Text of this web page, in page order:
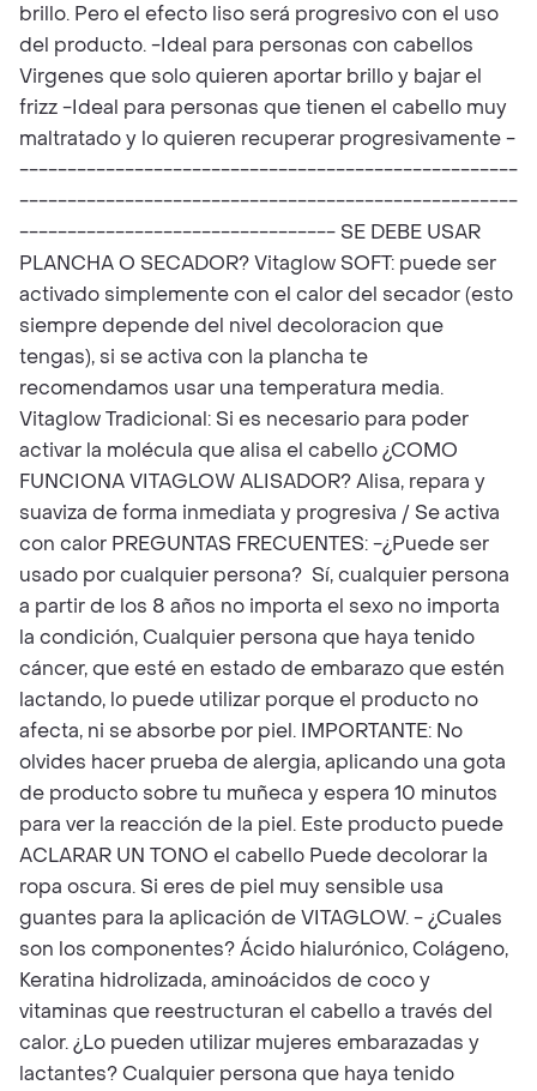
brillo. Pero el efecto liso será progresivo con el uso
del producto. -Ideal para personas con cabellos
Virgenes que solo quieren aportar brillo y bajar el
frizz -Ideal para personas que tienen el cabello muy
maltratado y lo quieren recuperar progresivamente -
----------------------------------------------------
----------------------------------------------------
--------------------------------- SE DEBE USAR
PLANCHA O SECADOR? Vitaglow SOFT: puede ser
activado simplemente con el calor del secador (esto
siempre depende del nivel decoloracion que
tengas), si se activa con la plancha te
recomendamos usar una temperatura media.
Vitaglow Tradicional: Si es necesario para poder
activar la molécula que alisa el cabello ¿COMO
FUNCIONA VITAGLOW ALISADOR? Alisa, repara y
suaviza de forma inmediata y progresiva / Se activa
con calor PREGUNTAS FRECUENTES: -¿Puede ser
usado por cualquier persona? Sí, cualquier persona
a partir de los 8 años no importa el sexo no importa
la condición, Cualquier persona que haya tenido
cáncer, que esté en estado de embarazo que estén
lactando, lo puede utilizar porque el producto no
afecta, ni se absorbe por piel. IMPORTANTE: No
olvides hacer prueba de alergia, aplicando una gota
de producto sobre tu muñeca y espera 10 minutos
para ver la reacción de la piel. Este producto puede
ACLARAR UN TONO el cabello Puede decolorar la
ropa oscura. Si eres de piel muy sensible usa
guantes para la aplicación de VITAGLOW. - ¿Cuales
son los componentes? Ácido hialurónico, Colágeno,
Keratina hidrolizada, aminoácidos de coco y
vitaminas que reestructuran el cabello a través del
calor. ¿Lo pueden utilizar mujeres embarazadas y
lactantes? Cualquier persona que haya tenido